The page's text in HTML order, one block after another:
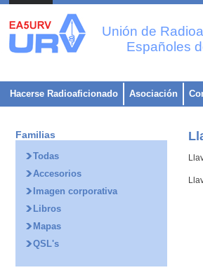
Unión de
Españoles
Hacerse Radioaficionado Asociación
Familias
Todas
Accesorios
Imagen corporativa
Libros
Mapas
QSL's